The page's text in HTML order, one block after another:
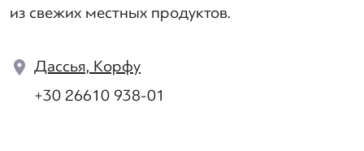
из свежих местных продуктов.
Дассья, Корфу
+30 26610 938-01